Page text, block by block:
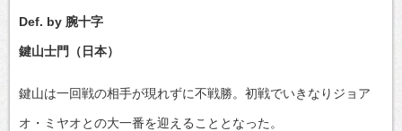
Def. by 腕十字
鍵山士門（日本）
鍵山は一回戦の相手が現れずに不戦勝。初戦でいきなりジョア
オ・ミヤオとの大一番を迎えることとなった。